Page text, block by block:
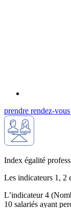
prendre rendez-vous
Index égalité
Les indicateurs 1, 2
L’indicateur 4
10 salariés ayant